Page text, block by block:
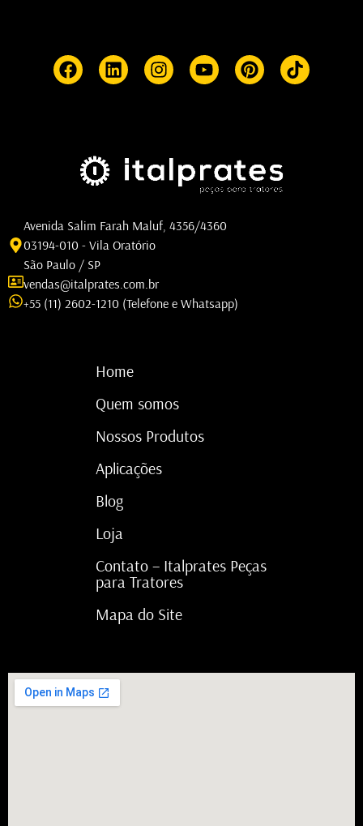
Avenida Salim Farah Maluf, 4356/4360
03194-010 - Vila Oratório
São Paulo / SP
vendas@italprates.com.br
+55 (11) 2602-1210 (Telefone e Whatsapp)
Home
Quem somos
Nossos Produtos
Aplicações
Blog
Loja
Contato – Italprates Peças
para Tratores
Mapa do Site